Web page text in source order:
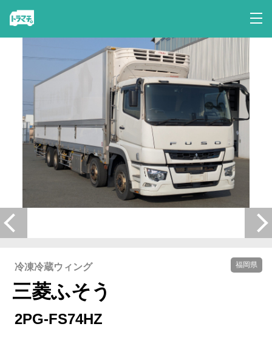
福岡県
冷凍冷蔵ウィング
三菱ふそう
2PG-FS74HZ